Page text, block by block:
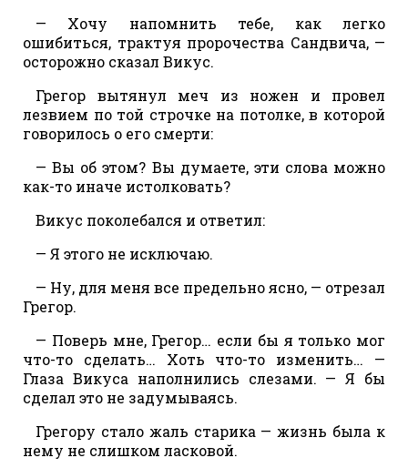
— Хочу напомнить тебе, как легко
ошибиться, трактуя пророчества Сандвича, —
осторожно сказал Викус.
Грегор вытянул меч из ножен и провел
лезвием по той строчке на потолке, в которой
говорилось о его смерти:
— Вы об этом? Вы думаете, эти слова можно
как-то иначе истолковать?
Викус поколебался и ответил:
— Я этого не исключаю.
— Ну, для меня все предельно ясно, — отрезал
Грегор.
— Поверь мне, Грегор… если бы я только мог
что-то сделать… Хоть что-то изменить… —
Глаза Викуса наполнились слезами. — Я бы
сделал это не задумываясь.
Грегору стало жаль старика — жизнь была к
нему не слишком ласковой.